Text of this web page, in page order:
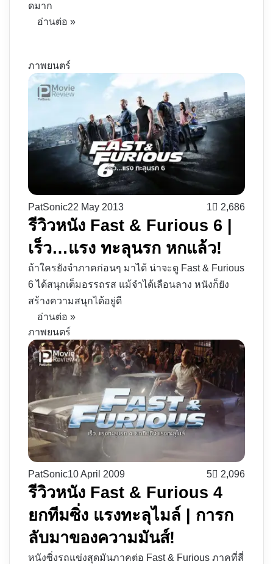
ดมาก
อ่านต่อ »
ภาพยนตร์
PatSonic22 May 2013 1 2,686
รีวิวหนัง Fast & Furious 6 |
เร็ว…แรง ทะลุนรก หกแล้ว!
ถ้าใครยังจำภาคก่อนๆ มาได้ น่าจะดู Fast & Furious
6 ได้สนุกเต็มอรรถรส แม้จำได้เลือนลาง หนังก็ยัง
สร้างความสนุกได้อยู่ดี
อ่านต่อ »
ภาพยนตร์
PatSonic10 April 2009 5 2,096
รีวิวหนัง Fast & Furious 4
ยกทีมซิ่ง แรงทะลุไมล์ | การก
ลับมาของความมันส์!
หนังซิ่งรถแข่งสุดมันภาคต่อ Fast & Furious ภาคที่สี่